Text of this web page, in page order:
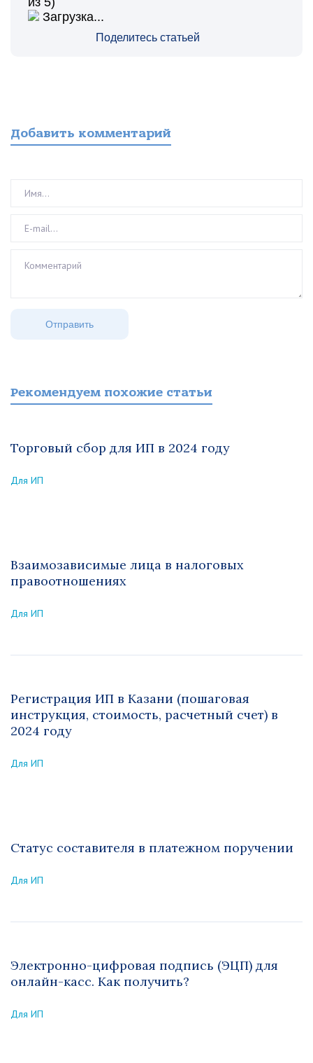
Поделитесь статьей
Загрузка...
Добавить комментарий
Рекомендуем похожие статьи
Торговый сбор для ИП в 2024 году
Для ИП
Взаимозависимые лица в налоговых
правоотношениях
Для ИП
Регистрация ИП в Казани (пошаговая
инструкция, стоимость, расчетный счет) в
2024 году
Для ИП
Статус составителя в платежном поручении
Для ИП
Электронно-цифровая подпись (ЭЦП) для
онлайн-касс. Как получить?
Для ИП